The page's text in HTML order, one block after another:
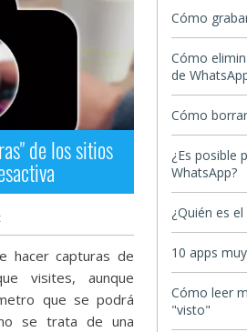
de los sitios
hacer capturas de
visites, aunque
que se podrá
se trata de una
Cómo
Cómo
de
Cómo
¿Es posible
WhatsApp?
¿Quién es
10 apps
Cómo leer
"visto"